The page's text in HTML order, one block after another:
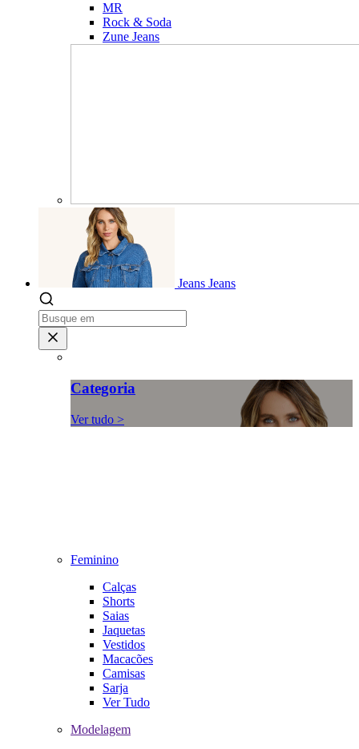
MR
Rock & Soda
Zune Jeans
Jeans Jeans
Categoria
Ver tudo >
Feminino
Calças
Shorts
Saias
Jaquetas
Vestidos
Macacões
Camisas
Sarja
Ver Tudo
Modelagem